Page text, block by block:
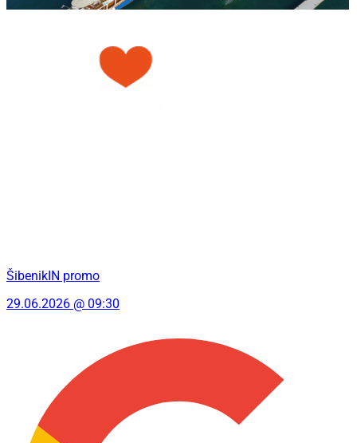
ŠibenikIN promo
29.06.2026 @ 09:30